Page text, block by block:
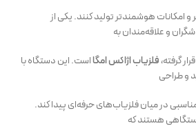
امکانات هوشمندتر تولید کنند. یکی از
و علاقه‌مندان به
گرفته،فلزیاب اژاکس امگااست. این دستگاه با
و طراحی
در میان فلزیاب‌های حرفه‌ای پیدا کند.
دستگاهی هستند که